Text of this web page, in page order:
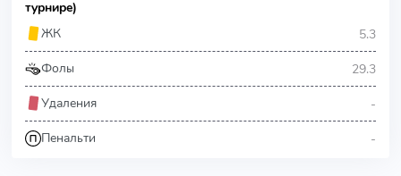
турнире)
ЖК
5.3
Фолы 29.3
Удаления -
Пенальти -